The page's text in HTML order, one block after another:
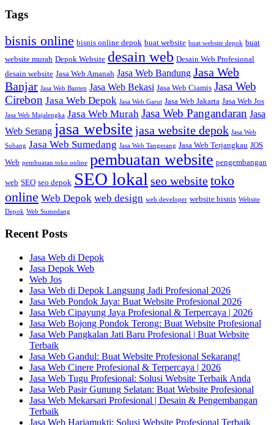
Tags
bisnis online bisnis online depok buat website buat website depok buat
website murah Depok Website desain web Desain Web Profesional
desain website Jasa Web Amanah Jasa Web Bandung Jasa Web
Banjar Jasa Web Banten Jasa Web Bekasi Jasa Web Ciamis Jasa Web
Cirebon Jasa Web Depok Jasa Web Garut Jasa Web Jakarta Jasa Web Jos
Jasa Web Majalengka Jasa Web Murah Jasa Web Pangandaran Jasa
Web Serang jasa website jasa website depok Jasa Web
Subang Jasa Web Sumedang Jasa Web Tangerang Jasa Web Terjangkau JOS
Web pembuatan toko online pembuatan website pengembangan
web SEO seo depok SEO lokal seo websitetoko
online Web Depok web design web developer website bisnis Website
Depok Web Sumedang
Recent Posts
Jasa Web di Depok
Jasa Depok Web
Web Jos
Jasa Web di Depok Langsung Jadi Profesional 2026
Jasa Web Pondok Jaya: Buat Website Profesional 2026
Jasa Web Cipayung Jaya Profesional & Terpercaya | 2026
Jasa Web Bojong Pondok Terong: Buat Website Profesional
Jasa Web Pangkalan Jati Baru Profesional | Buat Website
Terbaik
Jasa Web Gandul: Buat Website Profesional Sekarang!
Jasa Web Cinere Profesional & Terpercaya | 2026
Jasa Web Tugu Profesional: Solusi Website Terbaik Anda
Jasa Web Pasir Gunung Selatan: Buat Website Profesional
Jasa Web Mekarsari Profesional | Desain & Pengembangan
Terbaik
Jasa Web Harjamukti: Solusi Website Profesional Terbaik